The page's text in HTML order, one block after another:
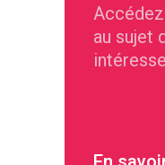
au sujet